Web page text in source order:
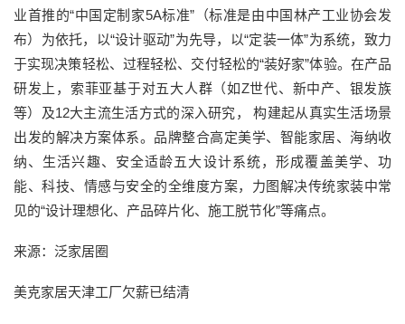
业首推的“中国定制家5A标准”（标准是由中国林产工业协会发
布）为依托，以“设计驱动”为先导，以“定装一体”为系统，致力
于实现决策轻松、过程轻松、交付轻松的“装好家”体验。在产品
研发上，索菲亚基于对五大人群（如Z世代、新中产、银发族
等）及12大主流生活方式的深入研究， 构建起从真实生活场景
出发的解决方案体系。品牌整合高定美学、智能家居、海纳收
纳、生活兴趣、安全适龄五大设计系统，形成覆盖美学、功
能、科技、情感与安全的全维度方案，力图解决传统家装中常
见的“设计理想化、产品碎片化、施工脱节化”等痛点。
来源：泛家居圈
美克家居天津工厂欠薪已结清